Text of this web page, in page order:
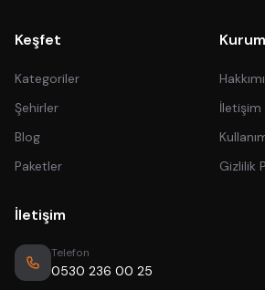
Keşfet
Kategoriler
Şehirler
Blog
Paketler
İletişim
Gizlilik
İletişim
Telefon
0530 236 00 25